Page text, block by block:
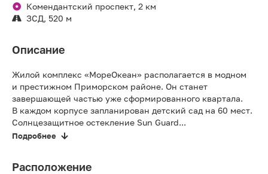
Комендантский проспект, 2 км
ЗСД, 520 м
Описание
Жилой комплекс «МореОкеан» располагается в модном
и престижном Приморском районе. Он станет
завершающей частью уже сформированного квартала.
В каждом корпусе запланирован детский сад на 60 мест.
Солнцезащитное остекление Sun Guard...
Подробнее
Расположение